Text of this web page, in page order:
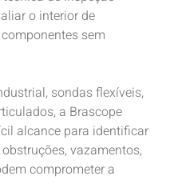
o interior de
sem
sondas flexíveis,
a Brascope
alcance para identificar
vazamentos,
comprometer a